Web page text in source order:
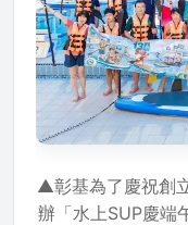
▲彰基為了慶祝創
辦「水上SUP慶端